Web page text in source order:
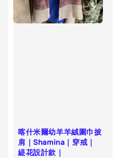
喀什米爾幼羊羊絨圍巾披
肩｜Shamina｜穿戒｜
緹花設計款｜